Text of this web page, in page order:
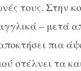
τους. Στην
– μετά
πια
στέλνει τα